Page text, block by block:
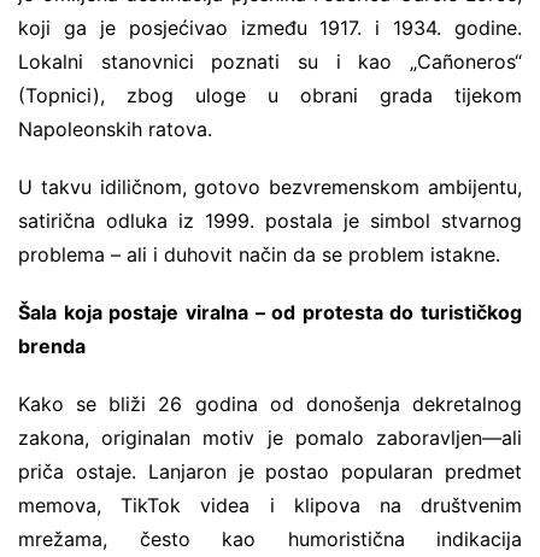
koji ga je posjećivao između 1917. i 1934. godine.
Lokalni stanovnici poznati su i kao „Cañoneros“
(Topnici), zbog uloge u obrani grada tijekom
Napoleonskih ratova.
U takvu idiličnom, gotovo bezvremenskom ambijentu,
satirična odluka iz 1999. postala je simbol stvarnog
problema – ali i duhovit način da se problem istakne.
Šala koja postaje viralna – od protesta do turističkog
brenda
Kako se bliži 26 godina od donošenja dekretalnog
zakona, originalan motiv je pomalo zaboravljen—ali
priča ostaje. Lanjaron je postao popularan predmet
memova, TikTok videa i klipova na društvenim
mrežama, često kao humoristična indikacija